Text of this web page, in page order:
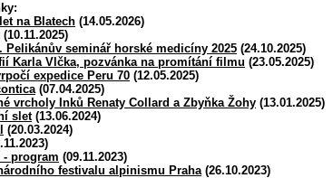
na Blatech (14.05.2026)
(10.11.2025)
Pelikánův seminář horské medicíny 2025 (24.10.2025)
Karla Vlčka, pozvánka na promítání filmu (23.05.2025)
expedice Peru 70 (12.05.2025)
(07.04.2025)
vrcholy Inků Renaty Collard a Zbyňka Žohy (13.01.2025)
slet(13.06.2024)
(20.03.2024)
- program (09.11.2023)
festivalu alpinismu Praha(26.10.2023)